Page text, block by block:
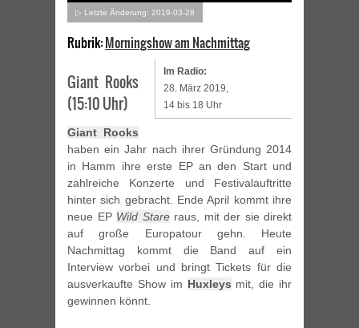
▷ Letzte Änderung: 2019-03-28
Rubrik:Morningshow am Nachmittag
Im Radio:
28. März 2019,
14 bis 18 Uhr
Giant Rooks
(15:10 Uhr)
Giant Rooks
haben ein Jahr nach ihrer Gründung 2014
in Hamm ihre erste EP an den Start und
zahlreiche Konzerte und Festivalauftritte
hinter sich gebracht. Ende April kommt ihre
neue EP Wild Stareraus, mit der sie direkt
auf große Europatour gehn. Heute
Nachmittag kommt die Band auf ein
Interview vorbei und bringt Tickets für die
ausverkaufte Show im Huxleys mit, die ihr
gewinnen könnt.